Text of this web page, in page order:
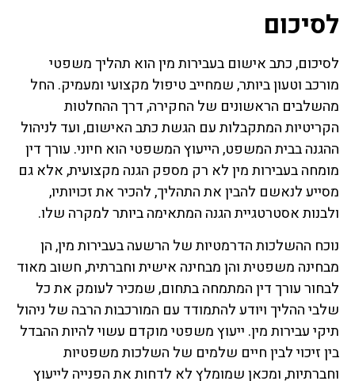
לסיכום
לסיכום, כתב אישום בעבירות מין הוא תהליך משפטי
מורכב וטעון ביותר, שמחייב טיפול מקצועי ומעמיק. החל
מהשלבים הראשונים של החקירה, דרך ההחלטות
הקריטיות המתקבלות עם הגשת כתב האישום, ועד לניהול
ההגנה בבית המשפט, הייעוץ המשפטי הוא חיוני. עורך דין
מומחה בעבירות מין לא רק מספק הגנה מקצועית, אלא גם
מסייע לנאשם להבין את התהליך, להכיר את זכויותיו,
ולבנות אסטרטגיית הגנה המתאימה ביותר למקרה שלו.
נוכח ההשלכות הדרמטיות של הרשעה בעבירות מין, הן
מבחינה משפטית והן מבחינה אישית וחברתית, חשוב מאוד
לבחור עורך דין המתמחה בתחום, שמכיר לעומק את כל
שלבי ההליך ויודע להתמודד עם המורכבות הרבה של ניהול
תיקי עבירות מין. ייעוץ משפטי מוקדם עשוי להיות ההבדל
בין זיכוי לבין חיים שלמים של השלכות משפטיות
וחברתיות, ומכאן שמומלץ לא לדחות את הפנייה לייעוץ